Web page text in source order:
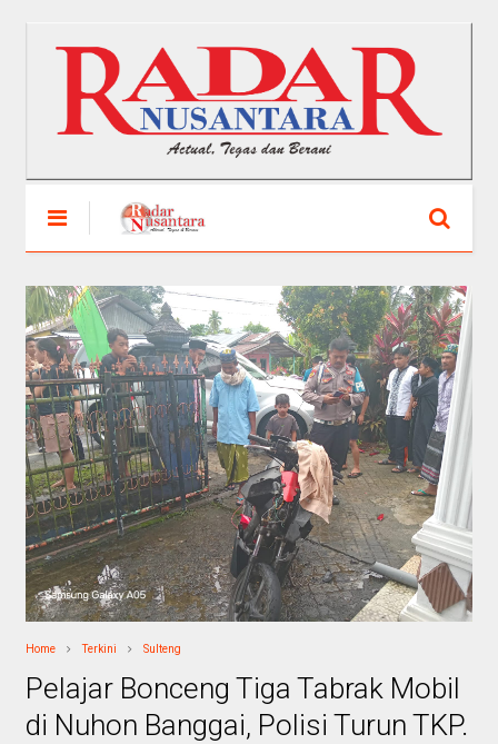
Home Terkini Sulteng
Pelajar Bonceng Tiga Tabrak Mobil
di Nuhon Banggai, Polisi Turun TKP.